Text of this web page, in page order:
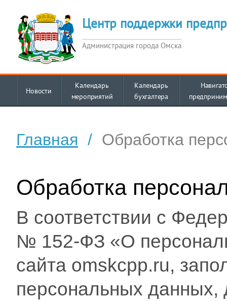
Центр поддержки
Администрация города Омска
Новости
Календарь
мероприятий
Календарь
бухгалтера
Главная / Обработка
Обработка
В соответствии с
№ 152-ФЗ «О
сайта omskcpp.ru,
персональных данных,